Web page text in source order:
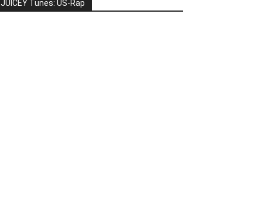
JUICEY Tunes: US-Rap